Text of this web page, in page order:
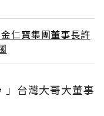
仁寶集團董事長許
」台灣大哥大董事